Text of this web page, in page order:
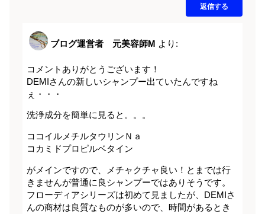
返信する
ブログ運営者 元美容師M より:
コメントありがとうございます！
DEMIさんの新しいシャンプー出ていたんですね
ぇ・・・
洗浄成分を簡単に見ると。。。
ココイルメチルタウリンＮａ
コカミドプロピルベタイン
がメインですので、メチャクチャ良い！とまでは行
きませんが普通に良シャンプーではありそうです。
フローディアシリーズは初めて見ましたが、DEMIさ
んの商材は良質なものが多いので、時間があるとき